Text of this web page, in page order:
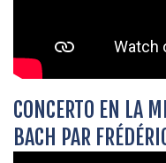
CONCERTO EN LA
BACH PAR